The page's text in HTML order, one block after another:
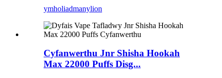
ymholiadmanylion
Cyfanwerthu Jnr Shisha Hookah
Max 22000 Puffs Disg...